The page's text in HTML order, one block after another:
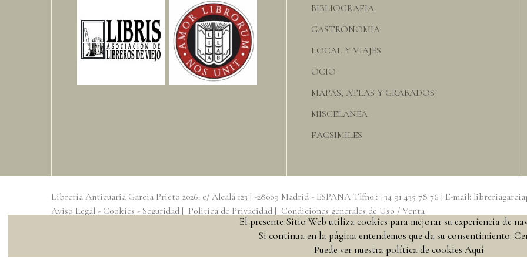
BIBLIOGRAFIA
GASTRONOMIA
LOCAL Y VIAJES
OCIO
MAPAS, ATLAS Y GRABADOS
MISCELANEA
FACSIMILES
Librería Anticuaria Garcia Prieto 2026. c/ Alcalá 123 | -28009 Madrid - ESPAÑA Tlfno.: +34 91 435 78 76 | E-mail:
Aviso Legal - Cookies - Seguridad | Politica de Privacidad | Condiciones generales de Uso / Venta
Al usar esta página, usted confirma que ha leído, entendido y aceptado los términos y condiciones de nuestro servicio.
El presente Sitio Web utiliza cookies para mejorar su experiencia de
Si continua en la página entendemos que da su consentimiento:
Puede ver nuestra política de cookiesAquí